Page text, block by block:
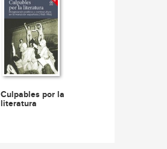
Culpables por la
literatura